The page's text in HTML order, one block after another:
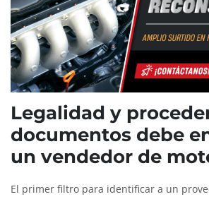
Legalidad y
documentos debe
un vendedor de
El primer filtro para identificar a un